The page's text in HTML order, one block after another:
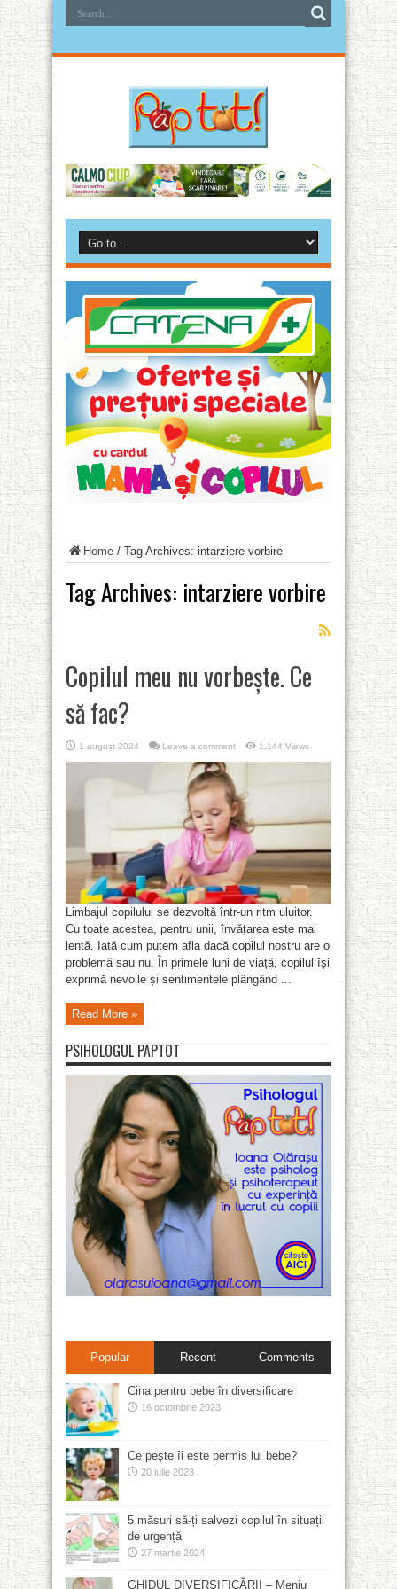
Home / Tag Archives: intarziere vorbire
Tag Archives: intarziere vorbire
Copilul meu nu vorbește. Ce
să fac?
1 august 2024 Leave a comment 1,144 Views
Limbajul copilului se dezvoltă într-un ritm uluitor.
Cu toate acestea, pentru unii, învățarea este mai
lentă. Iată cum putem afla dacă copilul nostru are o
problemă sau nu. În primele luni de viață, copilul își
exprimă nevoile și sentimentele plângând ...
Read More »
PSIHOLOGUL PAPTOT
Popular Recent Comments
Cina pentru bebe în diversificare
16 octombrie 2023
Ce pește îi este permis lui bebe?
20 iulie 2023
5 măsuri să-ți salvezi copilul în situații
de urgență
27 martie 2024
GHIDUL DIVERSIFICĂRII – Meniu